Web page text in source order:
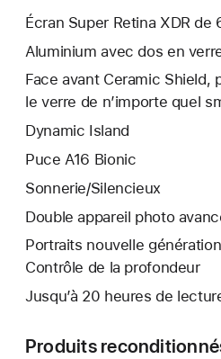
Écran Super Retina XDR de
Aluminium avec dos en
Face avant Ceramic Shield,
le verre de n’importe quel
Dynamic Island
Puce A16 Bionic
Sonnerie/Silencieux
Double appareil photo
Portraits nouvelle
Contrôle de la profondeur
Jusqu’à 20 heures de
Produits